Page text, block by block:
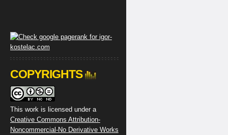
COPYRIGHTS
This work is licensed under a
Creative Commons Attribution-
Noncommercial-No Derivative Works